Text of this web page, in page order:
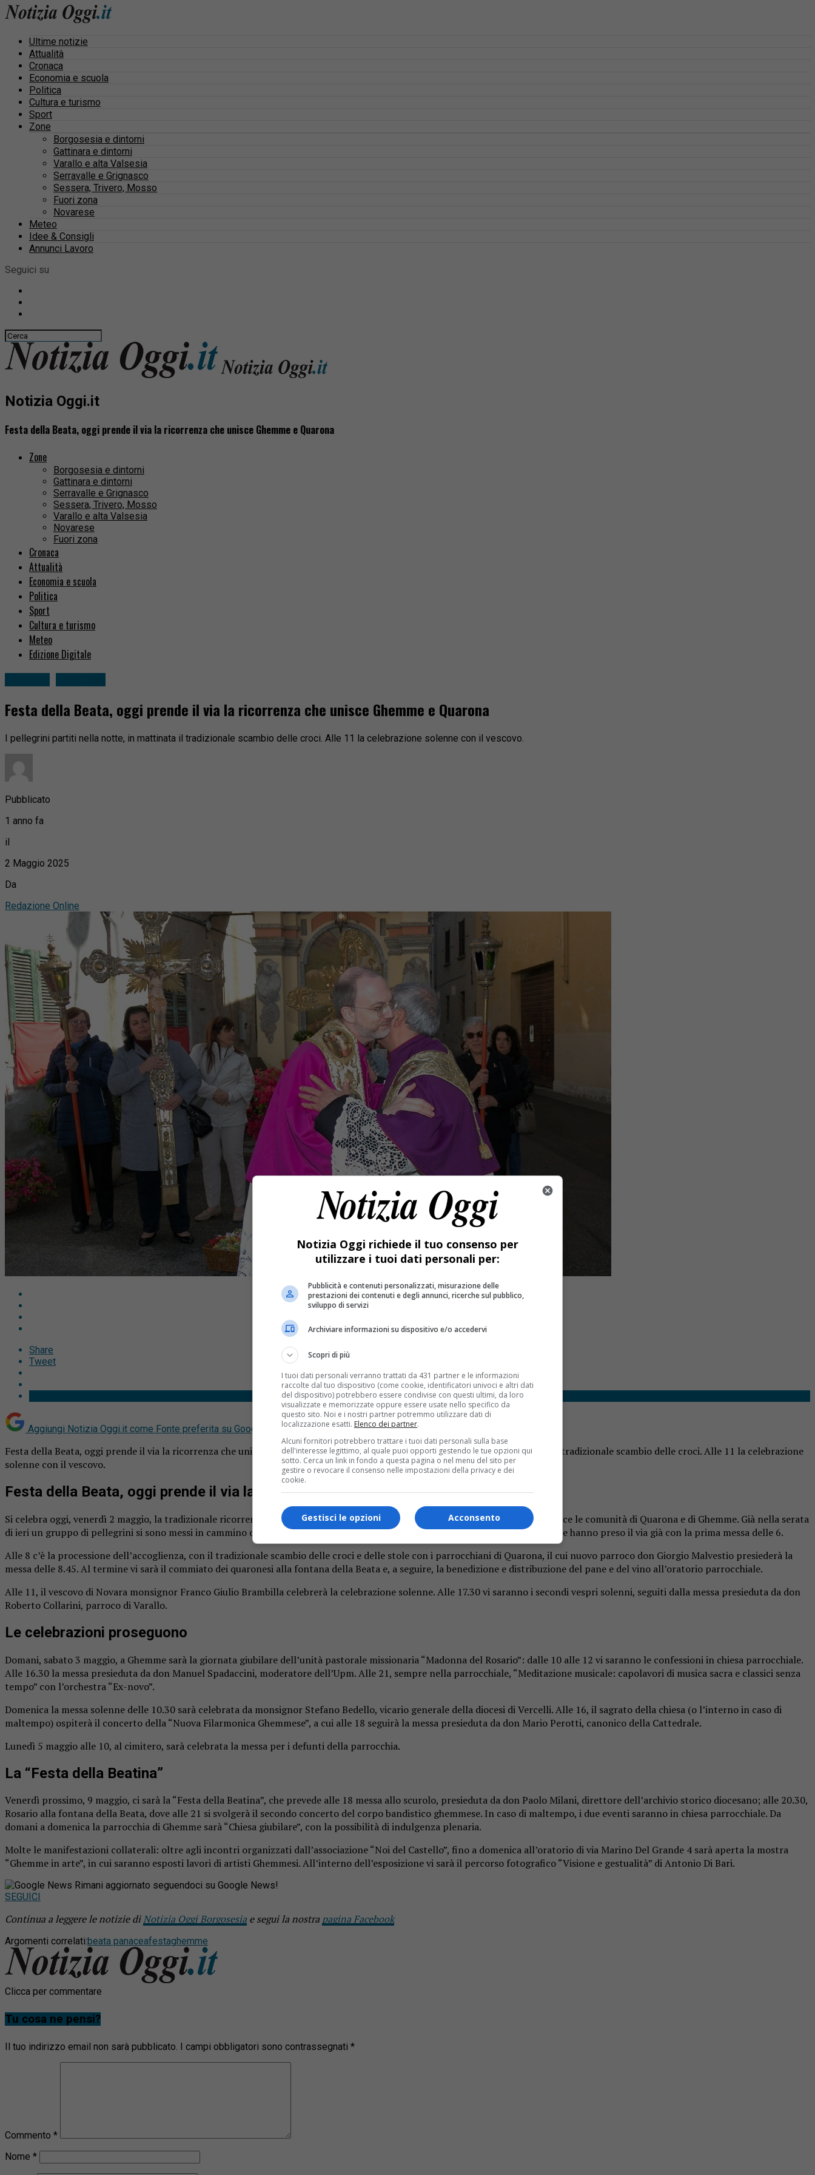
Ultime notizie
Attualità
Cronaca
Economia e scuola
Politica
Cultura e turismo
Sport
Zone
Borgosesia e dintorni
Gattinara e dintorni
Varallo e alta Valsesia
Serravalle e Grignasco
Sessera, Trivero, Mosso
Fuori zona
Novarese
Meteo
Idee & Consigli
Annunci Lavoro
Seguici su
Notizia Oggi.it
Festa della Beata, oggi prende il via la ricorrenza che unisce Ghemme e Quarona
Zone
Borgosesia e dintorni
Gattinara e dintorni
Serravalle e Grignasco
Sessera, Trivero, Mosso
Varallo e alta Valsesia
Novarese
Fuori zona
Cronaca
Attualità
Economia e scuola
Politica
Sport
Cultura e turismo
Meteo
Edizione Digitale
Festa della Beata, oggi prende il via la ricorrenza che unisce Ghemme e Quarona
I pellegrini partiti nella notte, in mattinata il tradizionale scambio delle croci. Alle 11 la celebrazione solenne con il vescovo.
Pubblicato
1 anno fa
il
2 Maggio 2025
Da
Redazione Online
Share
Tweet
Aggiungi Notizia Oggi.it come Fonte preferita su Google
Festa della Beata, oggi prende il via la ricorrenza che unisce Ghemme e Quarona. I pellegrini partiti nella notte, in mattinata il tradizionale scambio delle croci. Alle 11 la celebrazione
solenne con il vescovo.
Festa della Beata, oggi prende il via la ricorrenza che unisce Ghemme e Quarona
Si celebra oggi, venerdì 2 maggio, la tradizionale ricorrenza della Beata Panacea, patrona di tutta la Valsesia. Una festa che unisce le comunità di Quarona e di Ghemme. Già nella serata
di ieri un gruppo di pellegrini si sono messi in cammino da Quarona per raggiungere Ghemme e partecipare alle celebrazioni che hanno preso il via già con la prima messa delle 6.
Alle 8 c’è la processione dell’accoglienza, con il tradizionale scambio delle croci e delle stole con i parrocchiani di Quarona, il cui nuovo parroco don Giorgio Malvestio presiederà la
messa delle 8.45. Al termine vi sarà il commiato dei quaronesi alla fontana della Beata e, a seguire, la benedizione e distribuzione del pane e del vino all’oratorio parrocchiale.
Alle 11, il vescovo di Novara monsignor Franco Giulio Brambilla celebrerà la celebrazione solenne. Alle 17.30 vi saranno i secondi vespri solenni, seguiti dalla messa presieduta da don
Roberto Collarini, parroco di Varallo.
Le celebrazioni proseguono
Domani, sabato 3 maggio, a Ghemme sarà la giornata giubilare dell’unità pastorale missionaria “Madonna del Rosario”: dalle 10 alle 12 vi saranno le confessioni in chiesa parrocchiale.
Alle 16.30 la messa presieduta da don Manuel Spadaccini, moderatore dell’Upm. Alle 21, sempre nella parrocchiale, “Meditazione musicale: capolavori di musica sacra e classici senza
tempo” con l’orchestra “Ex-novo”.
Domenica la messa solenne delle 10.30 sarà celebrata da monsignor Stefano Bedello, vicario generale della diocesi di Vercelli. Alle 16, il sagrato della chiesa (o l’interno in caso di
maltempo) ospiterà il concerto della “Nuova Filarmonica Ghemmese”, a cui alle 18 seguirà la messa presieduta da don Mario Perotti, canonico della Cattedrale.
Lunedì 5 maggio alle 10, al cimitero, sarà celebrata la messa per i defunti della parrocchia.
La “Festa della Beatina”
Venerdì prossimo, 9 maggio, ci sarà la “Festa della Beatina”, che prevede alle 18 messa allo scurolo, presieduta da don Paolo Milani, direttore dell’archivio storico diocesano; alle 20.30,
Rosario alla fontana della Beata, dove alle 21 si svolgerà il secondo concerto del corpo bandistico ghemmese. In caso di maltempo, i due eventi saranno in chiesa parrocchiale. Da
domani a domenica la parrocchia di Ghemme sarà “Chiesa giubilare”, con la possibilità di indulgenza plenaria.
Molte le manifestazioni collaterali: oltre agli incontri organizzati dall’associazione “Noi del Castello”, fino a domenica all’oratorio di via Marino Del Grande 4 sarà aperta la mostra
“Ghemme in arte”, in cui saranno esposti lavori di artisti Ghemmesi. All’interno dell’esposizione vi sarà il percorso fotografico “Visione e gestualità” di Antonio Di Bari.
Rimani aggiornato seguendoci su Google News!
SEGUICI
Continua a leggere le notizie diNotizia Oggi Borgosesia e segui la nostra pagina Facebook
Argomenti correlati:beata panaceafestaghemme
Clicca per commentare
Tu cosa ne pensi?
Il tuo indirizzo email non sarà pubblicato. I campi obbligatori sono contrassegnati *
Commento *
Nome *
Notizia Oggi richiede il tuo consenso per
utilizzare i tuoi dati personali per:
Pubblicità e contenuti personalizzati, misurazione delle
prestazioni dei contenuti e degli annunci, ricerche sul pubblico,
sviluppo di servizi
Archiviare informazioni su dispositivo e/o accedervi
Scopri di più
I tuoi dati personali verranno trattati da 431 partner e le informazioni
raccolte dal tuo dispositivo (come cookie, identificatori univoci e altri dati
del dispositivo) potrebbero essere condivise con questi ultimi, da loro
visualizzate e memorizzate oppure essere usate nello specifico da
questo sito. Noi e i nostri partner potremmo utilizzare dati di
localizzazione esatti. Elenco dei partner.
Alcuni fornitori potrebbero trattare i tuoi dati personali sulla base
dell'interesse legittimo, al quale puoi opporti gestendo le tue opzioni qui
sotto. Cerca un link in fondo a questa pagina o nel menu del sito per
gestire o revocare il consenso nelle impostazioni della privacy e dei
cookie.
Acconsento
Gestisci le opzioni